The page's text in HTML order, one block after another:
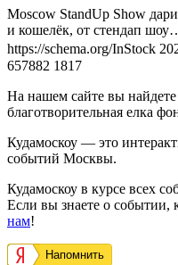
Moscow StandUp Show
и кошелёк, от стендап
https://schema.org/InStock
657882 1817
На нашем сайте вы
благотворительная елка
Кудамоскоу — это
событий Москвы.
Кудамоскоу в курсе всех
Если вы знаете о событии,
нам!
Напомнить